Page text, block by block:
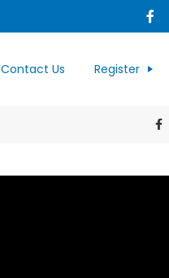
Contact Us Register